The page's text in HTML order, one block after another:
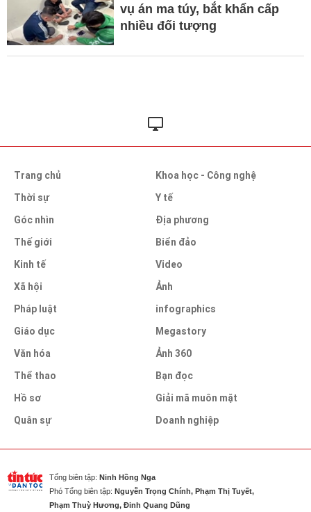
vụ án ma túy, bắt khẩn cấp
nhiều đối tượng
Trang chủ
Thời sự
Góc nhìn
Thế giới
Kinh tế
Xã hội
Pháp luật
Giáo dục
Văn hóa
Thể thao
Hồ sơ
Quân sự
Khoa học - Công nghệ
Y tế
Địa phương
Biển đảo
Video
Ảnh
infographics
Megastory
Ảnh 360
Bạn đọc
Giải mã muôn mặt
Doanh nghiệp
Tổng biên tập: Ninh Hồng Nga
Phó Tổng biên tập: Nguyễn Trọng Chính, Phạm Thị Tuyết,
Phạm Thuỳ Hương, Đinh Quang Dũng